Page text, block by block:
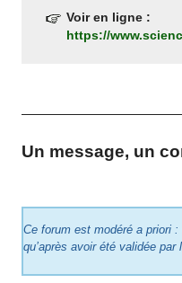
Voir en ligne :
https://
Un message, un
Ce forum est modéré a priori
qu’après avoir été validée par